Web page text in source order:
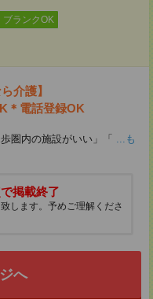
ブランクOK
介護】
＊電話登録OK
圏内の施設がいい」「 ...も
掲載終了
します。予めご理解くださ
へ